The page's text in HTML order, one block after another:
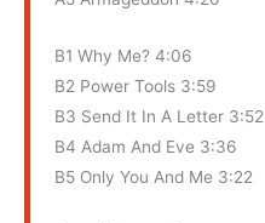
B1 Why Me? 4:06
B2 Power Tools 3:59
B3 Send It In A Letter 3:52
B4 Adam And Eve 3:36
B5 Only You And Me 3:22